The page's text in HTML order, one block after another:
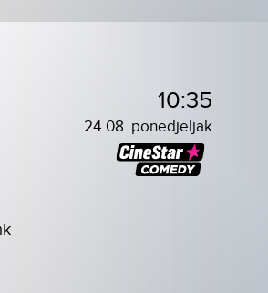
10:35
24.08. ponedjeljak